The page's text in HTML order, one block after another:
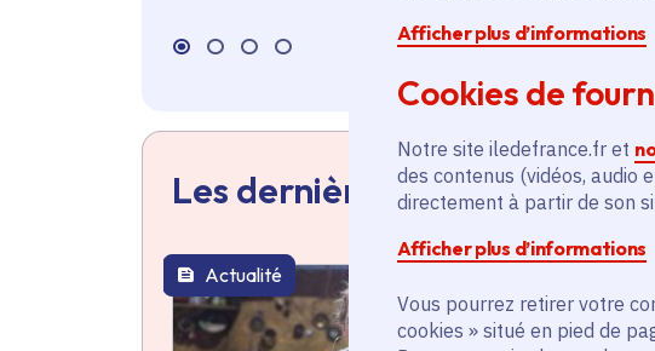
Afficher plus d’informations
Cookies de
Notre site iledefrance.fr et
des contenus (vidéos, audio
directement à partir de son
Afficher plus d’informations
Vous pourrez retirer votre
cookies » situé en pied de
Les dernières actualités
thématique active
Actualité